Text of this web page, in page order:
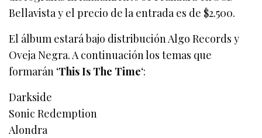
Bellavista y el precio de la entrada es de $2.500.
El álbum estará bajo distribución Algo Records y
Oveja Negra. A continuación los temas que
formarán ‘This Is The Time‘:
Darkside
Sonic Redemption
Alondra